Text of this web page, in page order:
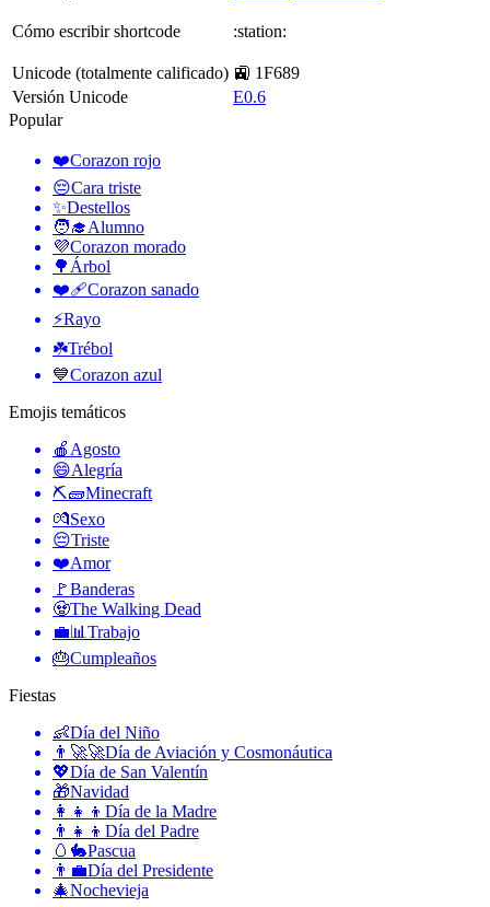
Cómo escribir shortcode :station:
Unicode (totalmente calificado) 🚉 1F689
Versión Unicode
E0.6
Popular
❤️Corazon rojo
😔Cara triste
✨Destellos
🧑‍🎓Alumno
💜Corazon morado
🌳 Árbol
❤️‍🩹Corazon sanado
⚡Rayo
☘️Trébol
💙Corazon azul
Emojis temáticos
🍎 Agosto
😄Alegría
⛏🧱Minecraft
💏Sexo
😔Triste
❤️Amor
🚩Banderas
🧟The Walking Dead
💼📊 Trabajo
🎂Cumpleaños
Fiestas
👶Día del Niño
👨‍🚀🚀Día de Aviación y Cosmonáutica
💖Día de San Valentín
🎁Navidad
👩‍👧‍👦 Día de la Madre
👨‍👧‍👦 Día del Padre
🥚🐇Pascua
👨‍💼Día del Presidente
🎄Nochevieja